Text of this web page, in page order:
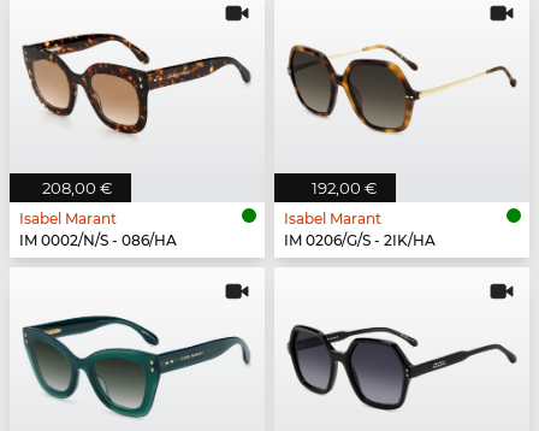
208,00 €
Isabel Marant
IM 0002/N/S - 086/HA
192,00 €
Isabel Marant
IM 0206/G/S - 2IK/HA